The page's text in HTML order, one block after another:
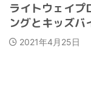
ライトウェイプ
ングとキッズバ
2021年4月25日